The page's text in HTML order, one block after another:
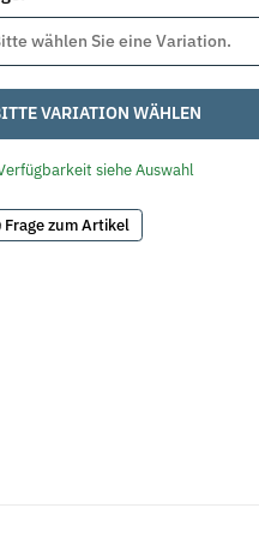
wählen Sie eine Variation.
VARIATION WÄHLEN
siehe Auswahl
Frage zum Artikel